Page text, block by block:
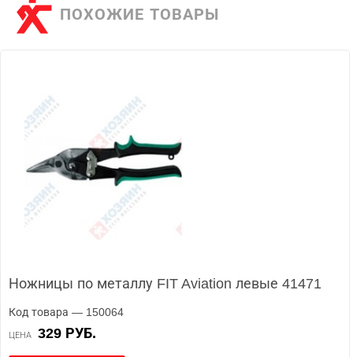
ПОХОЖИЕ ТОВАРЫ
Ножницы по металлу FIT Aviation левые 41471
Код товара — 150064
ЦЕНА 329 РУБ.